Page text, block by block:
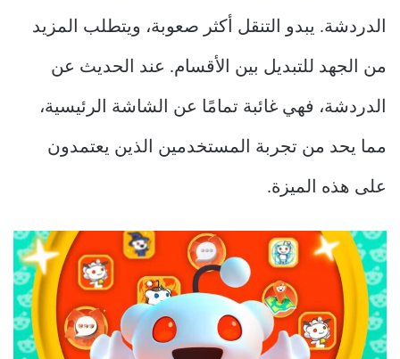
الدردشة. يبدو التنقل أكثر صعوبة، ويتطلب المزيد
من الجهد للتبديل بين الأقسام. عند الحديث عن
الدردشة، فهي غائبة تمامًا عن الشاشة الرئيسية،
مما يحد من تجربة المستخدمين الذين يعتمدون
على هذه الميزة.